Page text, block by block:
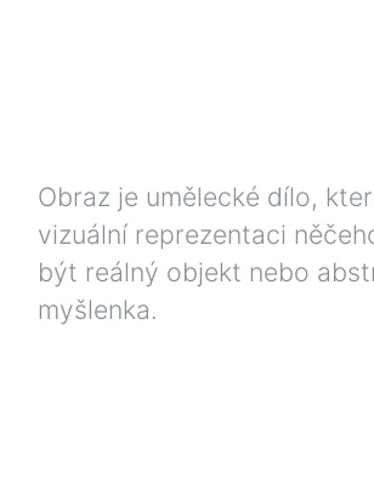
Obraz je umělecké dílo,
vizuální reprezentaci
být reálný objekt nebo
myšlenka.